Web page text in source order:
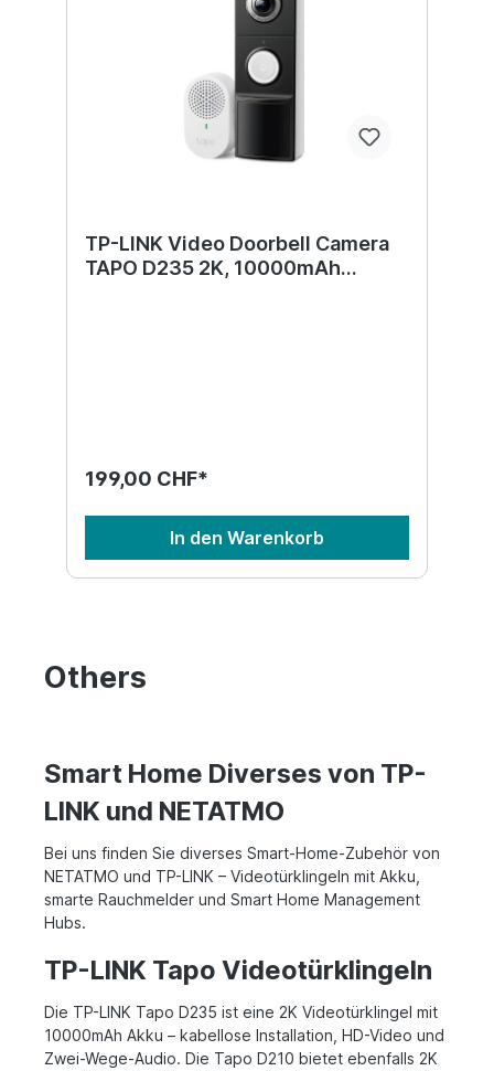
TP-LINK Video Doorbell Camera
TAPO D235 2K, 10000mAh
199,00 CHF*
In den Warenkorb
Others
Smart Home Diverses von TP-
LINK und NETATMO
Bei uns finden Sie diverses Smart-Home-Zubehör von
NETATMO und TP-LINK – Videotürklingeln mit Akku,
smarte Rauchmelder und Smart Home Management
Hubs.
TP-LINK Tapo Videotürklingeln
Die TP-LINK Tapo D235 ist eine 2K Videotürklingel mit
10000mAh Akku – kabellose Installation, HD-Video und
Zwei-Wege-Audio. Die Tapo D210 bietet ebenfalls 2K